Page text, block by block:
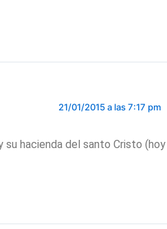
21/01/2015 a las 7:17 pm
su hacienda del santo Cristo (hoy